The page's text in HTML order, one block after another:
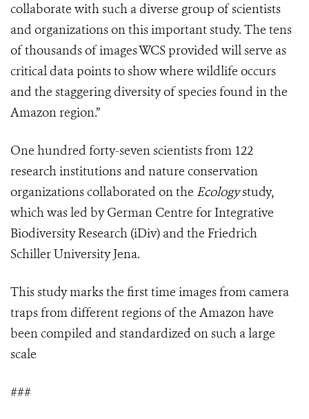
collaborate with such a diverse group of scientists
and organizations on this important study. The tens
of thousands of images WCS provided will serve as
critical data points to show where wildlife occurs
and the staggering diversity of species found in the
Amazon region.”
One hundred forty-seven scientists from 122
research institutions and nature conservation
organizations collaborated on the Ecologystudy,
which was led by German Centre for Integrative
Biodiversity Research (iDiv) and the Friedrich
Schiller University Jena.
This study marks the first time images from camera
traps from different regions of the Amazon have
been compiled and standardized on such a large
scale
###